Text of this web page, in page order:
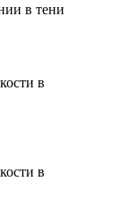
в тени
в
в